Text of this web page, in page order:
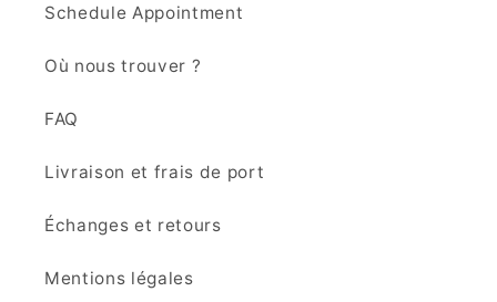
Schedule Appointment
Où nous trouver ?
FAQ
Livraison et frais de port
Échanges et retours
Mentions légales